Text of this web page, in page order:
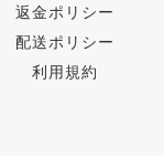
返金ポリシー
配送ポリシー
利用規約